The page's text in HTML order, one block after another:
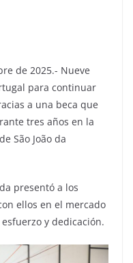
de 2025.- Nueve
para continuar
a una beca que
tres años en la
São João da
presentó a los
ellos en el mercado
y dedicación.